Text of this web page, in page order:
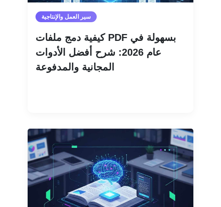
سير العمل والإنتاجية
كيفية دمج ملفات PDF بسهولة في
عام 2026: شرح أفضل الأدوات
المجانية والمدفوعة